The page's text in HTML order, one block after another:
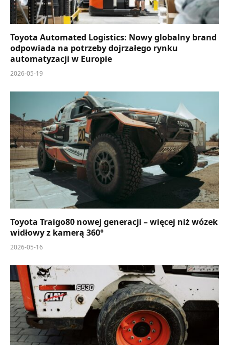
Toyota Automated Logistics: Nowy globalny brand
odpowiada na potrzeby dojrzałego rynku
automatyzacji w Europie
2026-05-19
Toyota Traigo80 nowej generacji – więcej niż wózek
widłowy z kamerą 360°
2026-05-16